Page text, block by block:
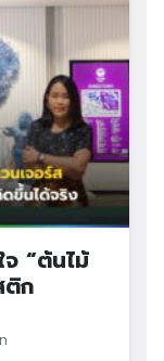
จ “ต้นไม้
ติก